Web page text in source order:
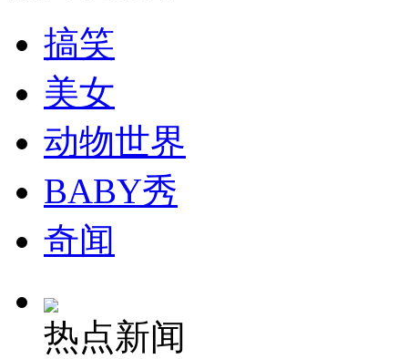
纽约上演“枕头大战”
司机酒驾遇交警 急速倒车逃窜
搞笑
美女
动物世界
BABY秀
奇闻
热点新闻